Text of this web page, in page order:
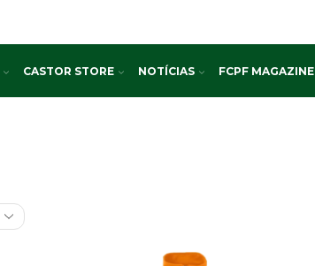
CASTOR STORE NOTÍCIAS FCPF MAGAZINE